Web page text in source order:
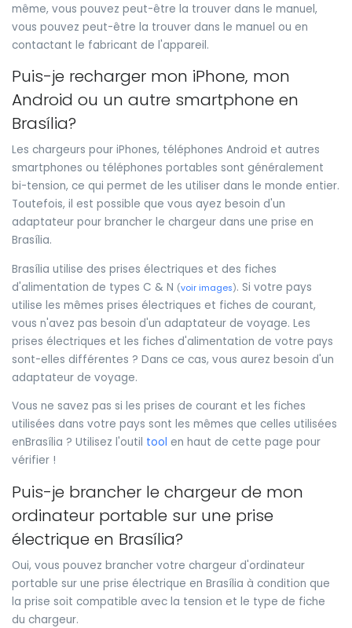
même, vous pouvez peut-être la trouver dans le manuel,
vous pouvez peut-être la trouver dans le manuel ou en
contactant le fabricant de l'appareil.
Puis-je recharger mon iPhone, mon
Android ou un autre smartphone en
Brasília?
Les chargeurs pour iPhones, téléphones Android et autres
smartphones ou téléphones portables sont généralement
bi-tension, ce qui permet de les utiliser dans le monde entier.
Toutefois, il est possible que vous ayez besoin d'un
adaptateur pour brancher le chargeur dans une prise en
Brasília.
Brasília utilise des prises électriques et des fiches
d'alimentation de types C & N (voir images). Si votre pays
utilise les mêmes prises électriques et fiches de courant,
vous n'avez pas besoin d'un adaptateur de voyage. Les
prises électriques et les fiches d'alimentation de votre pays
sont-elles différentes ? Dans ce cas, vous aurez besoin d'un
adaptateur de voyage.
Vous ne savez pas si les prises de courant et les fiches
utilisées dans votre pays sont les mêmes que celles utilisées
enBrasília ? Utilisez l'outil tool en haut de cette page pour
vérifier !
Puis-je brancher le chargeur de mon
ordinateur portable sur une prise
électrique en Brasília?
Oui, vous pouvez brancher votre chargeur d'ordinateur
portable sur une prise électrique en Brasília à condition que
la prise soit compatible avec la tension et le type de fiche
du chargeur.